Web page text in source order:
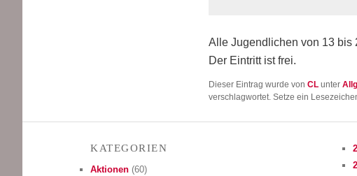
Alle Jugend­li­chen von 13 bis
Der Ein­tritt ist frei.
Dieser Eintrag wurde vonCL unter
verschlagwortet. Setze ein
KATE­GO­RIEN
Aktionen (60)